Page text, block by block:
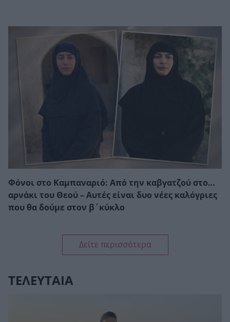
Φόνοι στο Καμπαναριό: Από την καβγατζού στο…
αρνάκι του Θεού – Αυτές είναι δυο νέες καλόγριες
που θα δούμε στον β΄κύκλο
Δείτε περισσότερα
ΤΕΛΕΥΤΑΙΑ